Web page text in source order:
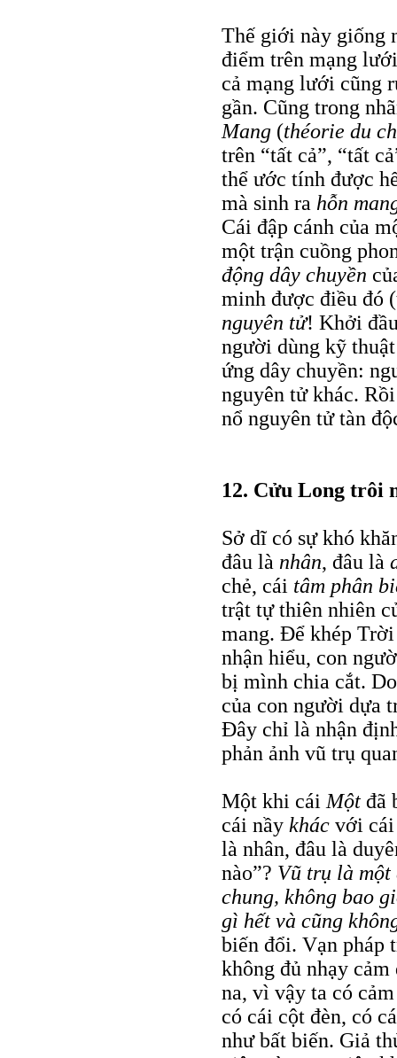
Thế giới này giống
điểm trên mạng
cả mạng lưới cũng
gần. Cũng trong
Mang (théorie du
trên “tất cả”, “tất
thể ước tính được
mà sinh ra hỗn
Cái đập cánh của
một trận cuồng
động dây chuyền
minh được điều đó
nguyên tử! Khởi
người dùng kỹ
ứng dây chuyền:
nguyên tử khác.
nổ nguyên tử tàn
12. Cửu Long trôi
Sở dĩ có sự khó
đâu là nhân, đâu là
chẻ, cái tâm phân
trật tự thiên nhiên
mang. Để khép
nhận hiểu, con
bị mình chia cắt.
của con người dựa
Đây chỉ là nhận
phản ảnh vũ trụ
Một khi cái Một đã
cái nầy khác với cái
là nhân, đâu là
nào”? Vũ trụ là một
chung, không bao
gì hết và cũng
biến đổi. Vạn pháp
không đủ nhạy
na, vì vậy ta có
có cái cột đèn, có
như bất biến. Giả